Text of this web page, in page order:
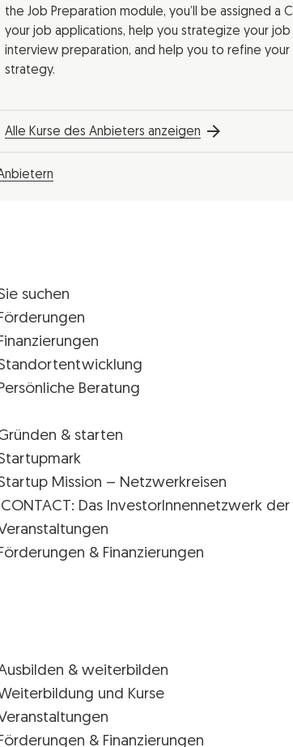
the Job Preparation module, you’ll be assigned a
your job applications, help you strategize your
interview preparation, and help you to refine
strategy.
Alle Kurse des Anbieters anzeigen
suchen
Beratung
& starten
Mission – Netzwerkreisen
Das InvestorInnennetzwerk der
& Finanzierungen
& weiterbilden
und Kurse
& Finanzierungen